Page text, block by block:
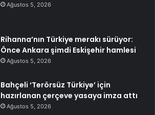
Ağustos 5, 2026
Rihanna’nın Türkiye merakı sürüyor:
Önce Ankara şimdi Eskişehir hamlesi
Ağustos 5, 2026
Bahçeli ‘Terörsüz Türkiye’ için
hazırlanan çerçeve yasaya imza attı
Ağustos 5, 2026